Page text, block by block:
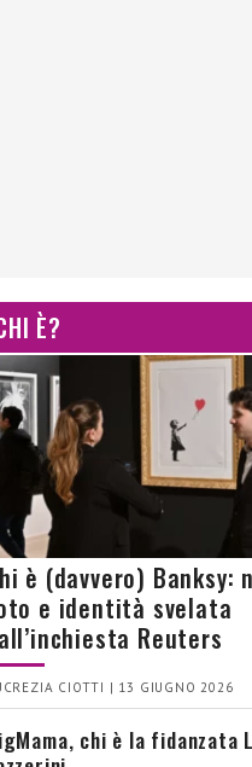
È?
è (davvero) Banksy:
e identità svelata
Reuters
CIOTTI | 13 GIUGNO 2026
chi è la fidanzata